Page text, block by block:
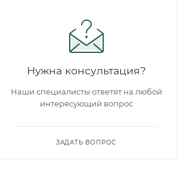
Нужна консультация?
Наши специалисты ответят на любой
интересующий вопрос
ЗАДАТЬ ВОПРОС